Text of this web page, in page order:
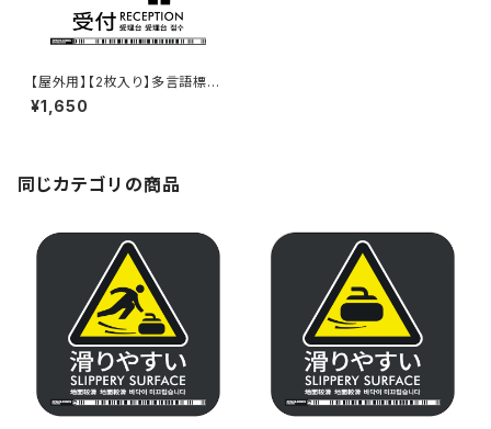
【屋外用】【2枚入り】多言語標識
「受付（白）」- 150x150mm/5言
語/新JIS対応/屋外対応/スマホ
¥1,650
同じカテゴリの商品